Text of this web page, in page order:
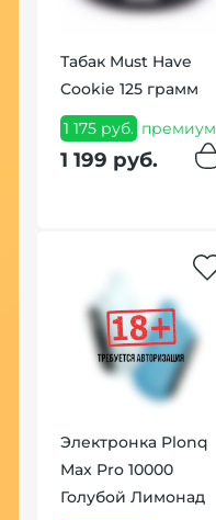
Табак Must Have
Cookie 125 грамм
1 175 руб. премиум
1 199 руб.
Электронка Plonq
Max Pro 10000
Голубой Лимонад